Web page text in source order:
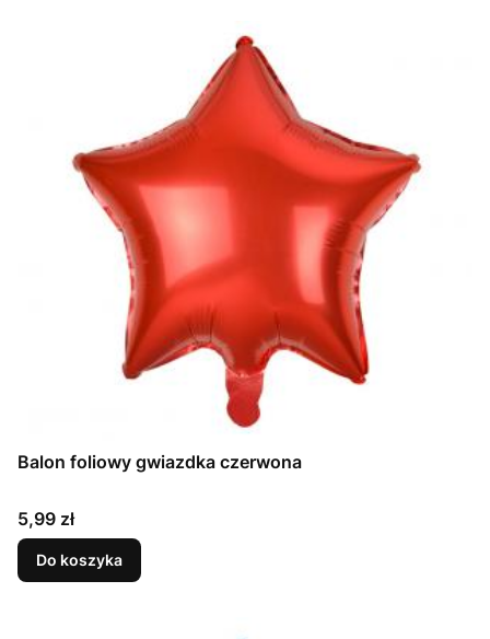
Balon foliowy gwiazdka czerwona
Cena
5,99 zł
Do koszyka